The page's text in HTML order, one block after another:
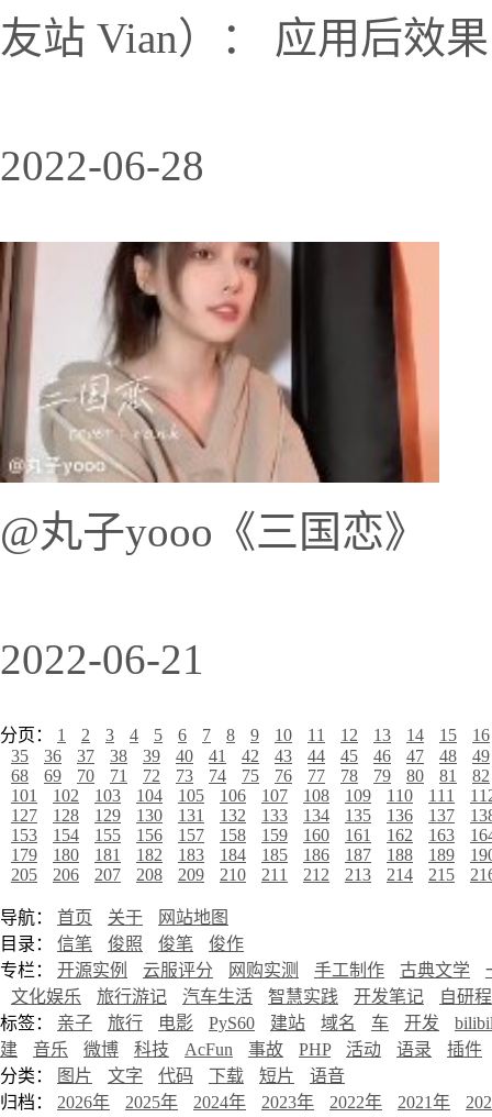
友站 Vian）： 应用后效
2022-06-28
@丸子yooo《三国恋》
2022-06-21
分页： 1 2 3 4 5 6 7 8 9 10 11 12 13 14 15
16
35
36 37 38 39 40 41 42 43 44 45 46 47 48
49
68
69 70 71 72 73 74 75 76 77 78 79 80 81
82
101
102 103 104 105 106 107 108 109 110 111
127
128 129 130 131 132 133 134 135 136 137
153
154 155 156 157 158 159 160 161 162 163
179
180 181 182 183 184 185 186 187 188 189
205
206 207 208 209 210 211 212 213 214 215
导航： 首页 关于
网站地图
目录： 信笔 俊照 俊笔
俊作
专栏： 开源实例 云服评分 网购实测 手工制作 古典文学
文化娱乐
旅行游记 汽车生活 智慧实践 开发笔记
自研
标签： 亲子 旅行 电影 PyS60 建站 域名 车 开发
建
音乐 微博 科技 AcFun 事故 PHP 活动 语录
插件
分类：
图片 文字 代码 下载 短片
语音
归档： 2026年 2025年 2024年 2023年 2022年 2021年